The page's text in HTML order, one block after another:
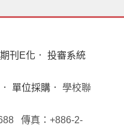
期刊E化 ． 投審系統
． 單位採購 ． 學校聯
傳真：+886-2-